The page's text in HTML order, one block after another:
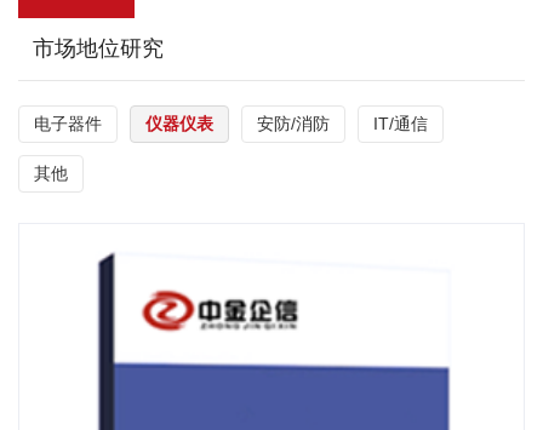
市场地位研究
电子器件 仪器仪表 安防/消防 IT/通信
其他